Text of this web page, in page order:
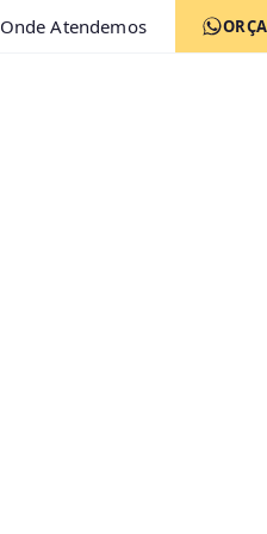
Onde Atendemos